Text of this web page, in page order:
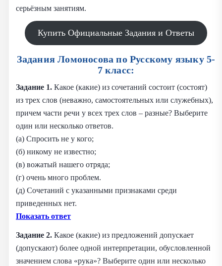
серьёзным занятиям.
Купить Официальные Задания и Ответы
Задания Ломоносова по Русскому языку 5-
7 класс:
Задание 1. Какое (какие) из сочетаний состоит (состоят)
из трех слов (неважно, самостоятельных или служебных),
причем части речи у всех трех слов – разные? Выберите
один или несколько ответов.
(а) Спросить не у кого;
(б) никому не известно;
(в) вожатый нашего отряда;
(г) очень много проблем.
(д) Сочетаний с указанными признаками среди
приведенных нет.
Показать ответ
Задание 2. Какое (какие) из предложений допускает
(допускают) более одной интерпретации, обусловленной
значением слова «рука»? Выберите один или несколько